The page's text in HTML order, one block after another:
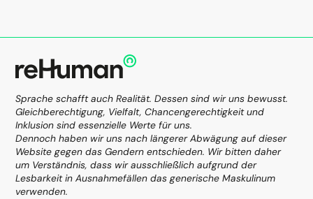
Sprache schafft auch Realität. Dessen sind wir uns bewusst.
Gleichberechtigung, Vielfalt, Chancengerechtigkeit und
Inklusion sind essenzielle Werte für uns.
Dennoch haben wir uns nach längerer Abwägung auf dieser
Website gegen das Gendern entschieden. Wir bitten daher
um Verständnis, dass wir ausschließlich aufgrund der
Lesbarkeit in Ausnahmefällen das generische Maskulinum
verwenden.